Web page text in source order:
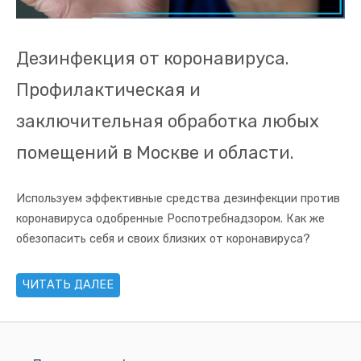
Дезинфекция от коронавируса.
Профилактическая и
заключительная обработка любых
помещений в Москве и области.
Используем эффективные средства дезинфекции против
коронавируса одобренные Роспотребнадзором. Как же
обезопасить себя и своих близких от коронавируса?
ЧИТАТЬ ДАЛЕЕ